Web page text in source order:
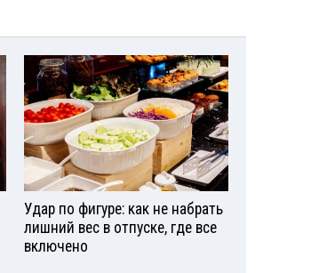
Удар по фигуре: как не набрать
лишний вес в отпуске, где все
включено